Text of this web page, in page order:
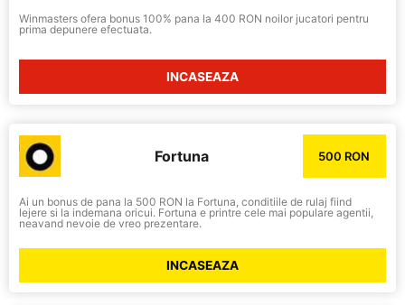
Winmasters ofera bonus 100% pana la 400 RON noilor jucatori pentru
prima depunere efectuata.
INCASEAZA
Fortuna 500 RON
Ai un bonus de pana la 500 RON la Fortuna, conditiile de rulaj fiind
lejere si la indemana oricui. Fortuna e printre cele mai populare agentii,
neavand nevoie de vreo prezentare.
INCASEAZA